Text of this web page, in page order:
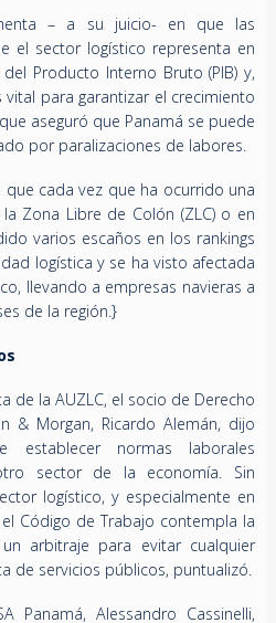
– a su juicio- en que las
el sector logístico representa en
Producto Interno Bruto (PIB) y,
para garantizar el crecimiento
aseguró que Panamá se puede
por paralizaciones de labores.
que cada vez que ha ocurrido una
Zona Libre de Colón (ZLC) o en
varios escaños en los rankings
logística y se ha visto afectada
llevando a empresas navieras a
de la región.}
de la AUZLC, el socio de Derecho
& Morgan, Ricardo Alemán, dijo
establecer normas laborales
sector de la economía. Sin
logístico, y especialmente en
Código de Trabajo contempla la
arbitraje para evitar cualquier
de servicios públicos, puntualizó.
Panamá, Alessandro Cassinelli,